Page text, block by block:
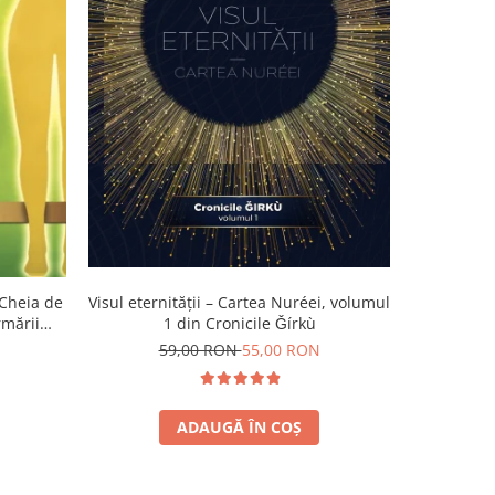
de
Visul eternității – Cartea Nuréei, volumul
1 din Cronicile Ǧírkù
59,00 RON55,00 RON
ADAUGĂ ÎN COȘ